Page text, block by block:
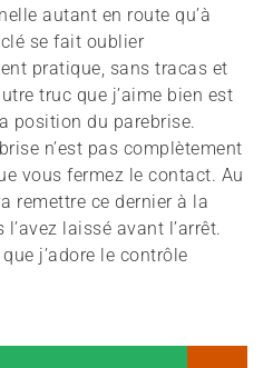
autant en route qu’à
se fait oublier
pratique, sans tracas et
truc que j’aime bien est
position du parebrise.
n’est pas complètement
vous fermez le contact. Au
remettre ce dernier à la
laissé avant l’arrêt.
j’adore le contrôle